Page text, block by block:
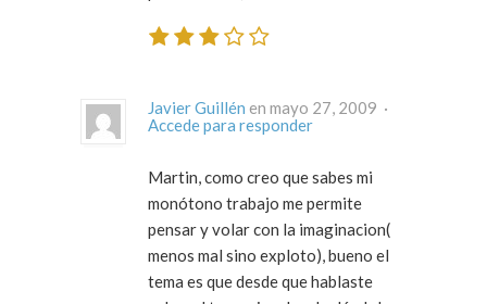
Javier Guillén
en mayo 27, 2009 ·
Accede para responder
Martin, como creo que sabes mi
monótono trabajo me permite
pensar y volar con la imaginacion(
menos mal sino exploto), bueno el
tema es que desde que hablaste